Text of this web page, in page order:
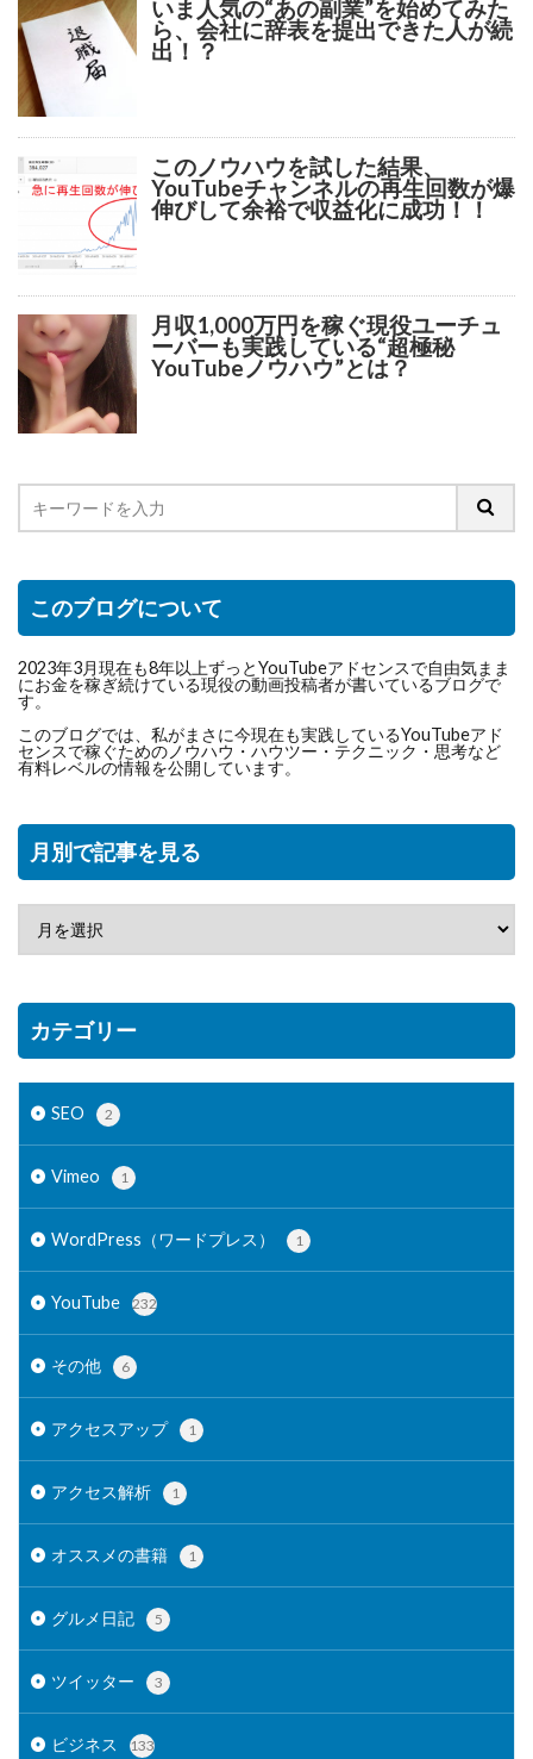
いま人気の“あの副業”を始めてみた
ら、会社に辞表を提出できた人が続
出！？
このノウハウを試した結果、
YouTubeチャンネルの再生回数が爆
伸びして余裕で収益化に成功！！
月収1,000万円を稼ぐ現役ユーチュ
ーバーも実践している“超極秘
YouTubeノウハウ”とは？
このブログについて
2023年3月現在も8年以上ずっとYouTubeアドセンスで自由気まま
にお金を稼ぎ続けている現役の動画投稿者が書いているブログで
す。
このブログでは、私がまさに今現在も実践しているYouTubeアド
センスで稼ぐためのノウハウ・ハウツー・テクニック・思考など
有料レベルの情報を公開しています。
月別で記事を見る
カテゴリー
SEO 2
Vimeo 1
WordPress（ワードプレス） 1
YouTube 232
その他 6
アクセスアップ 1
アクセス解析 1
オススメの書籍 1
グルメ日記 5
ツイッター 3
ビジネス 133